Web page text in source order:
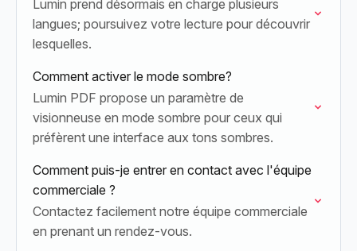
Lumin prend désormais en charge plusieurs
langues; poursuivez votre lecture pour découvrir
lesquelles.
Comment activer le mode sombre?
Lumin PDF propose un paramètre de
visionneuse en mode sombre pour ceux qui
préfèrent une interface aux tons sombres.
Comment puis-je entrer en contact avec l'équipe
commerciale ?
Contactez facilement notre équipe commerciale
en prenant un rendez-vous.